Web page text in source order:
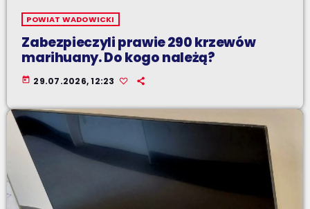
POWIAT WADOWICKI
Zabezpieczyli prawie 290 krzewów
marihuany. Do kogo należą?
today 29.07.2026, 12:23